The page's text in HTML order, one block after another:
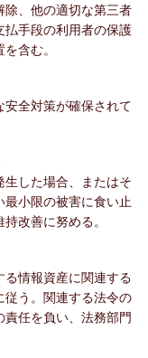
除、他の適切な第三者
払手段の利用者の保護
含む。
全対策が確保されて
した場合、またはそ
小限の被害に食い止
改善に努める。
情報資産に関連する
従う。関連する法令の
任を負い、法務部門